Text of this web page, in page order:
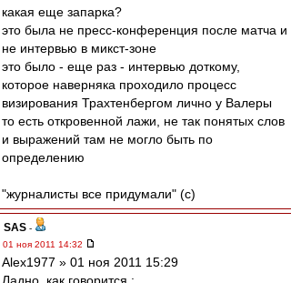
какая еще запарка?
это была не пресс-конференция после матча и
не интервью в микст-зоне
это было - еще раз - интервью доткому,
которое наверняка проходило процесс
визирования Трахтенбергом лично у Валеры
то есть откровенной лажи, не так понятых слов
и выражений там не могло быть по
определению
"журналисты все придумали" (с)
SAS -
01 ноя 2011 14:32
Alex1977 » 01 ноя 2011 15:29